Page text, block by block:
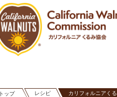
トップ レシピ カリフォルニアく